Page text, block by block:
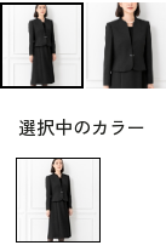
選択中のカラー